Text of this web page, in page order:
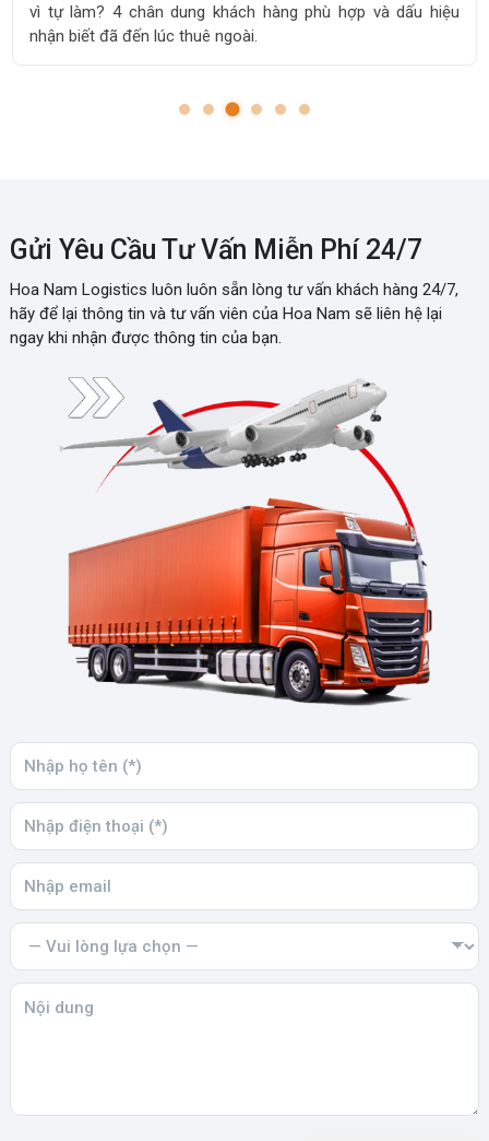
vì tự làm? 4 chân dung khách hàng phù hợp và dấu hiệu
nhận biết đã đến lúc thuê ngoài.
Gửi Yêu Cầu Tư Vấn Miễn Phí 24/7
Hoa Nam Logistics luôn luôn sẵn lòng tư vấn khách hàng 24/7,
hãy để lại thông tin và tư vấn viên của Hoa Nam sẽ liên hệ lại
ngay khi nhận được thông tin của bạn.